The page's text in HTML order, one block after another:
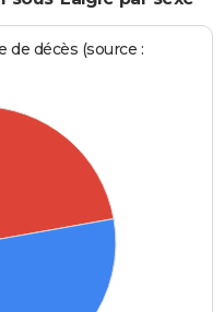
décès (source :